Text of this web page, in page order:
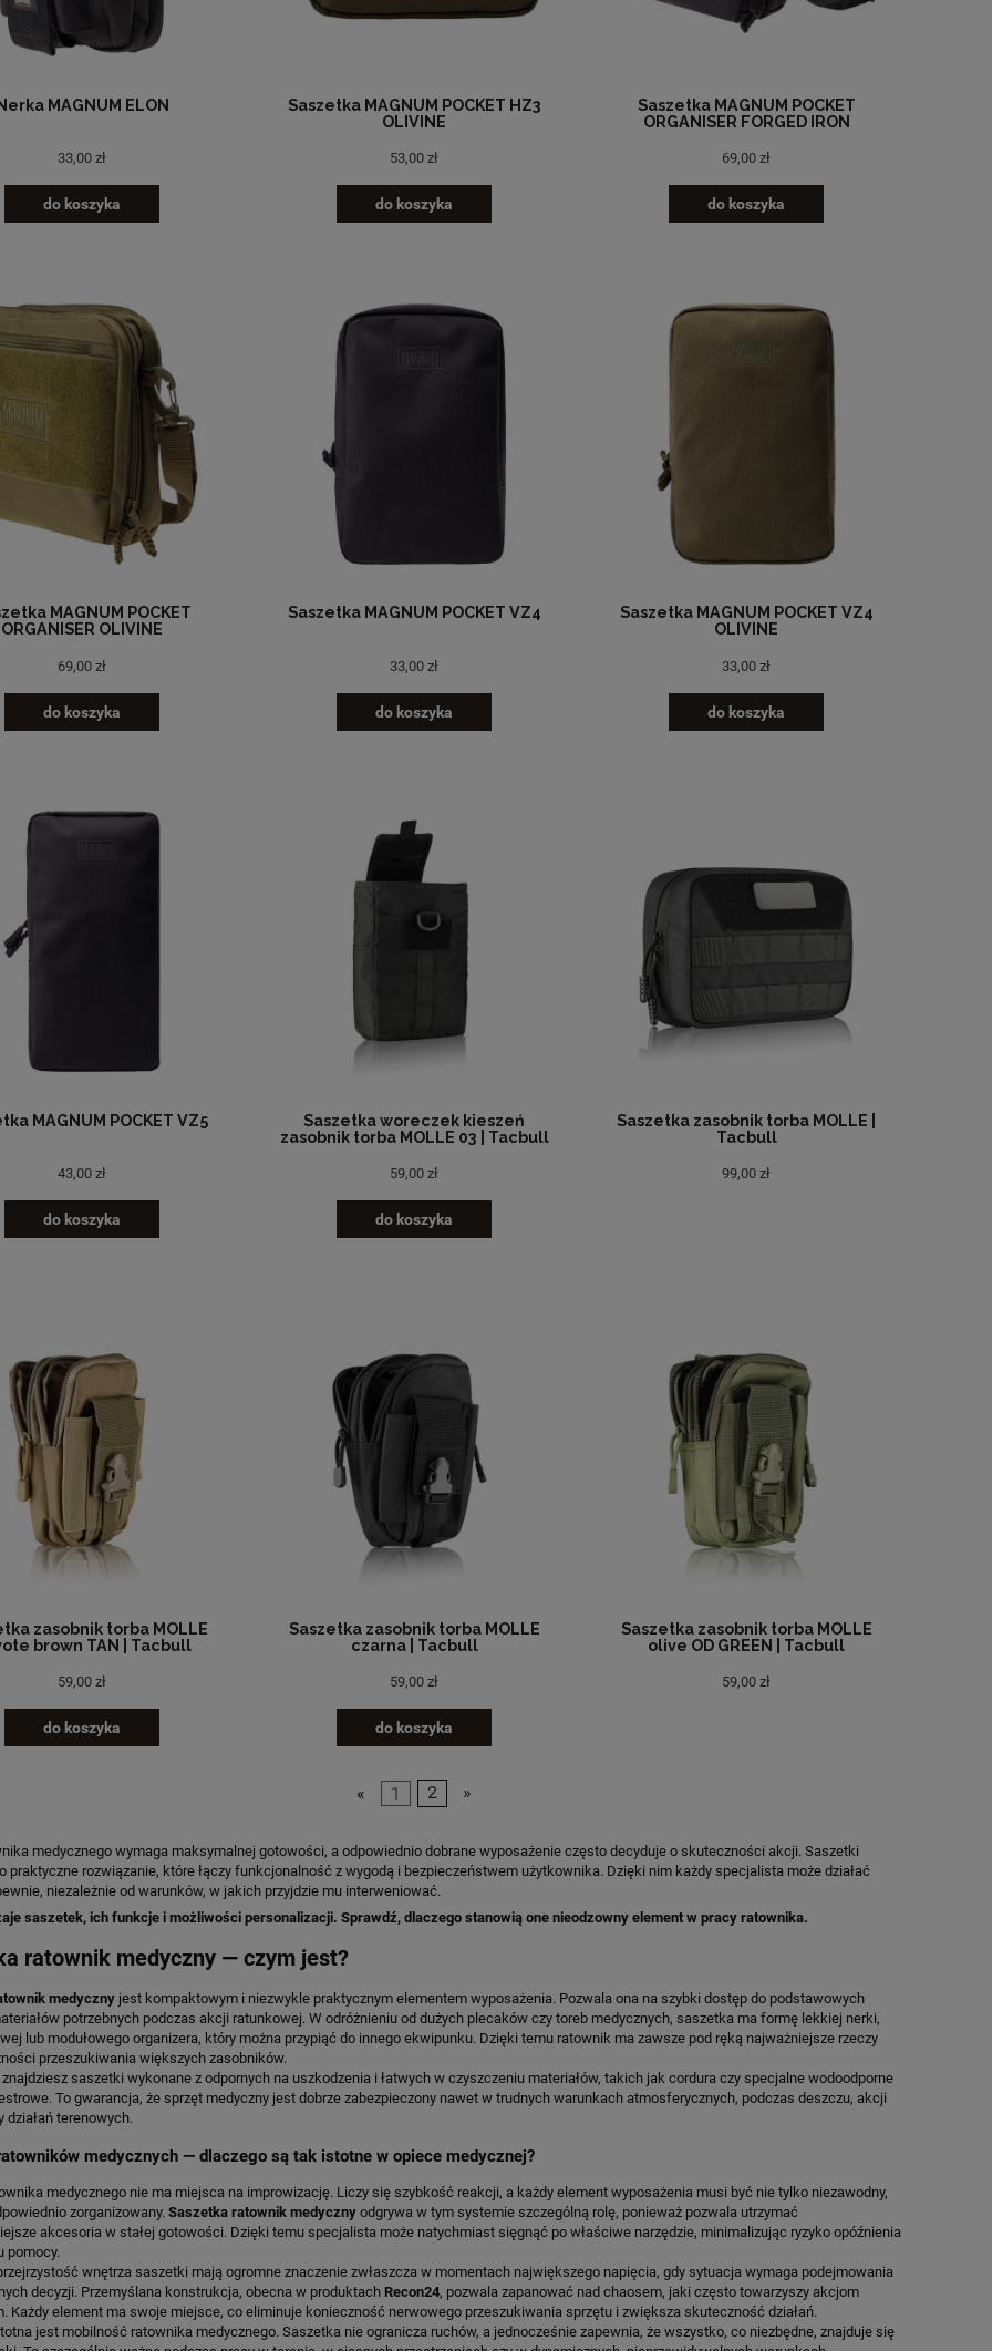
MAGNUM ELON
33,00 zł
do koszyka
Saszetka MAGNUM POCKET HZ3
OLIVINE
53,00 zł
do koszyka
Saszetka MAGNUM POCKET
ORGANISER FORGED IRON
69,00 zł
do koszyka
MAGNUM POCKET
ORGANISER OLIVINE
69,00 zł
do koszyka
Saszetka MAGNUM POCKET VZ4
33,00 zł
do koszyka
Saszetka MAGNUM POCKET VZ4
OLIVINE
33,00 zł
do koszyka
MAGNUM POCKET VZ5
43,00 zł
do koszyka
Saszetka woreczek kieszeń
zasobnik torba MOLLE 03 | Tacbull
59,00 zł
do koszyka
Saszetka zasobnik torba MOLLE |
Tacbull
99,00 zł
zasobnik torba MOLLE
brown TAN | Tacbull
59,00 zł
do koszyka
Saszetka zasobnik torba MOLLE
czarna | Tacbull
59,00 zł
do koszyka
Saszetka zasobnik torba MOLLE
olive OD GREEN | Tacbull
59,00 zł
« 1 2 »
medycznego wymaga maksymalnej gotowości, a odpowiednio dobrane wyposażenie często decyduje o skuteczności akcji. Saszetki
praktyczne rozwiązanie, które łączy funkcjonalność z wygodą i bezpieczeństwem użytkownika. Dzięki nim każdy specjalista może działać
niezależnie od warunków, w jakich przyjdzie mu interweniować.
saszetek, ich funkcje i możliwości personalizacji. Sprawdź, dlaczego stanowią one nieodzowny element w pracy ratownika.
ratownik medyczny — czym jest?
medyczny jest kompaktowym i niezwykle praktycznym elementem wyposażenia. Pozwala ona na szybki dostęp do podstawowych
potrzebnych podczas akcji ratunkowej. W odróżnieniu od dużych plecaków czy toreb medycznych, saszetka ma formę lekkiej nerki,
lub modułowego organizera, który można przypiąć do innego ekwipunku. Dzięki temu ratownik ma zawsze pod ręką najważniejsze rzeczy
przeszukiwania większych zasobników.
znajdziesz saszetki wykonane z odpornych na uszkodzenia i łatwych w czyszczeniu materiałów, takich jak cordura czy specjalne wodoodporne
To gwarancja, że sprzęt medyczny jest dobrze zabezpieczony nawet w trudnych warunkach atmosferycznych, podczas deszczu, akcji
działań terenowych.
medycznych — dlaczego są tak istotne w opiece medycznej?
medycznego nie ma miejsca na improwizację. Liczy się szybkość reakcji, a każdy element wyposażenia musi być nie tylko niezawodny,
zorganizowany. Saszetka ratownik medyczny odgrywa w tym systemie szczególną rolę, ponieważ pozwala utrzymać
akcesoria w stałej gotowości. Dzięki temu specjalista może natychmiast sięgnąć po właściwe narzędzie, minimalizując ryzyko opóźnienia
pomocy.
wnętrza saszetki mają ogromne znaczenie zwłaszcza w momentach największego napięcia, gdy sytuacja wymaga podejmowania
decyzji. Przemyślana konstrukcja, obecna w produktach Recon24, pozwala zapanować nad chaosem, jaki często towarzyszy akcjom
Każdy element ma swoje miejsce, co eliminuje konieczność nerwowego przeszukiwania sprzętu i zwiększa skuteczność działań.
jest mobilność ratownika medycznego. Saszetka nie ogranicza ruchów, a jednocześnie zapewnia, że wszystko, co niezbędne, znajduje się